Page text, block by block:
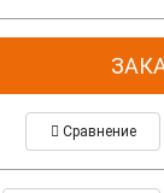
Сравнение